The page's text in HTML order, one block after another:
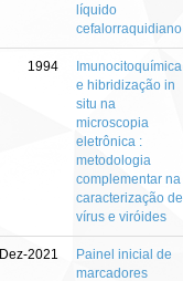
líquido
cefalorraquidiano
1994
Imunocitoquímica
e hibridização in
situ na
microscopia
eletrônica :
metodologia
complementar na
caracterização de
vírus e viróides
2021
Painel inicial de
marcadores